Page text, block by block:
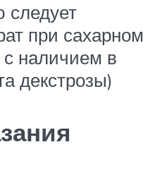
следует
при сахарном
с наличием в
декстрозы)